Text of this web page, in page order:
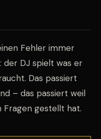
Fehler immer
der DJ spielt was er
Das passiert
– das passiert weil
Fragen gestellt hat.